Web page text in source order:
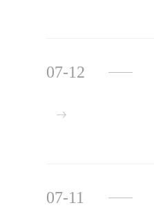
07-12
07-11